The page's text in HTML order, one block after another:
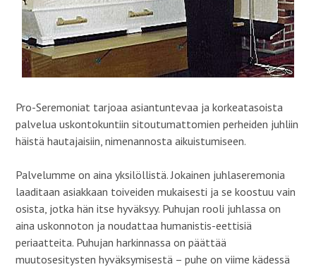
u
n
a
s
s
a
)
n
a
s
s
a
)
e
a
i
k
k
a
a
)
Pro-Seremoniat tarjoaa asiantuntevaa ja korkeatasoista
palvelua uskontokuntiin sitoutumattomien perheiden juhliin
häistä hautajaisiin, nimenannosta aikuistumiseen.
Palvelumme on aina yksilöllistä. Jokainen juhlaseremonia
laaditaan asiakkaan toiveiden mukaisesti ja se koostuu vain
osista, jotka hän itse hyväksyy. Puhujan rooli juhlassa on
aina uskonnoton ja noudattaa humanistis-eettisiä
periaatteita. Puhujan harkinnassa on päättää
muutosesitysten hyväksymisestä – puhe on viime kädessä